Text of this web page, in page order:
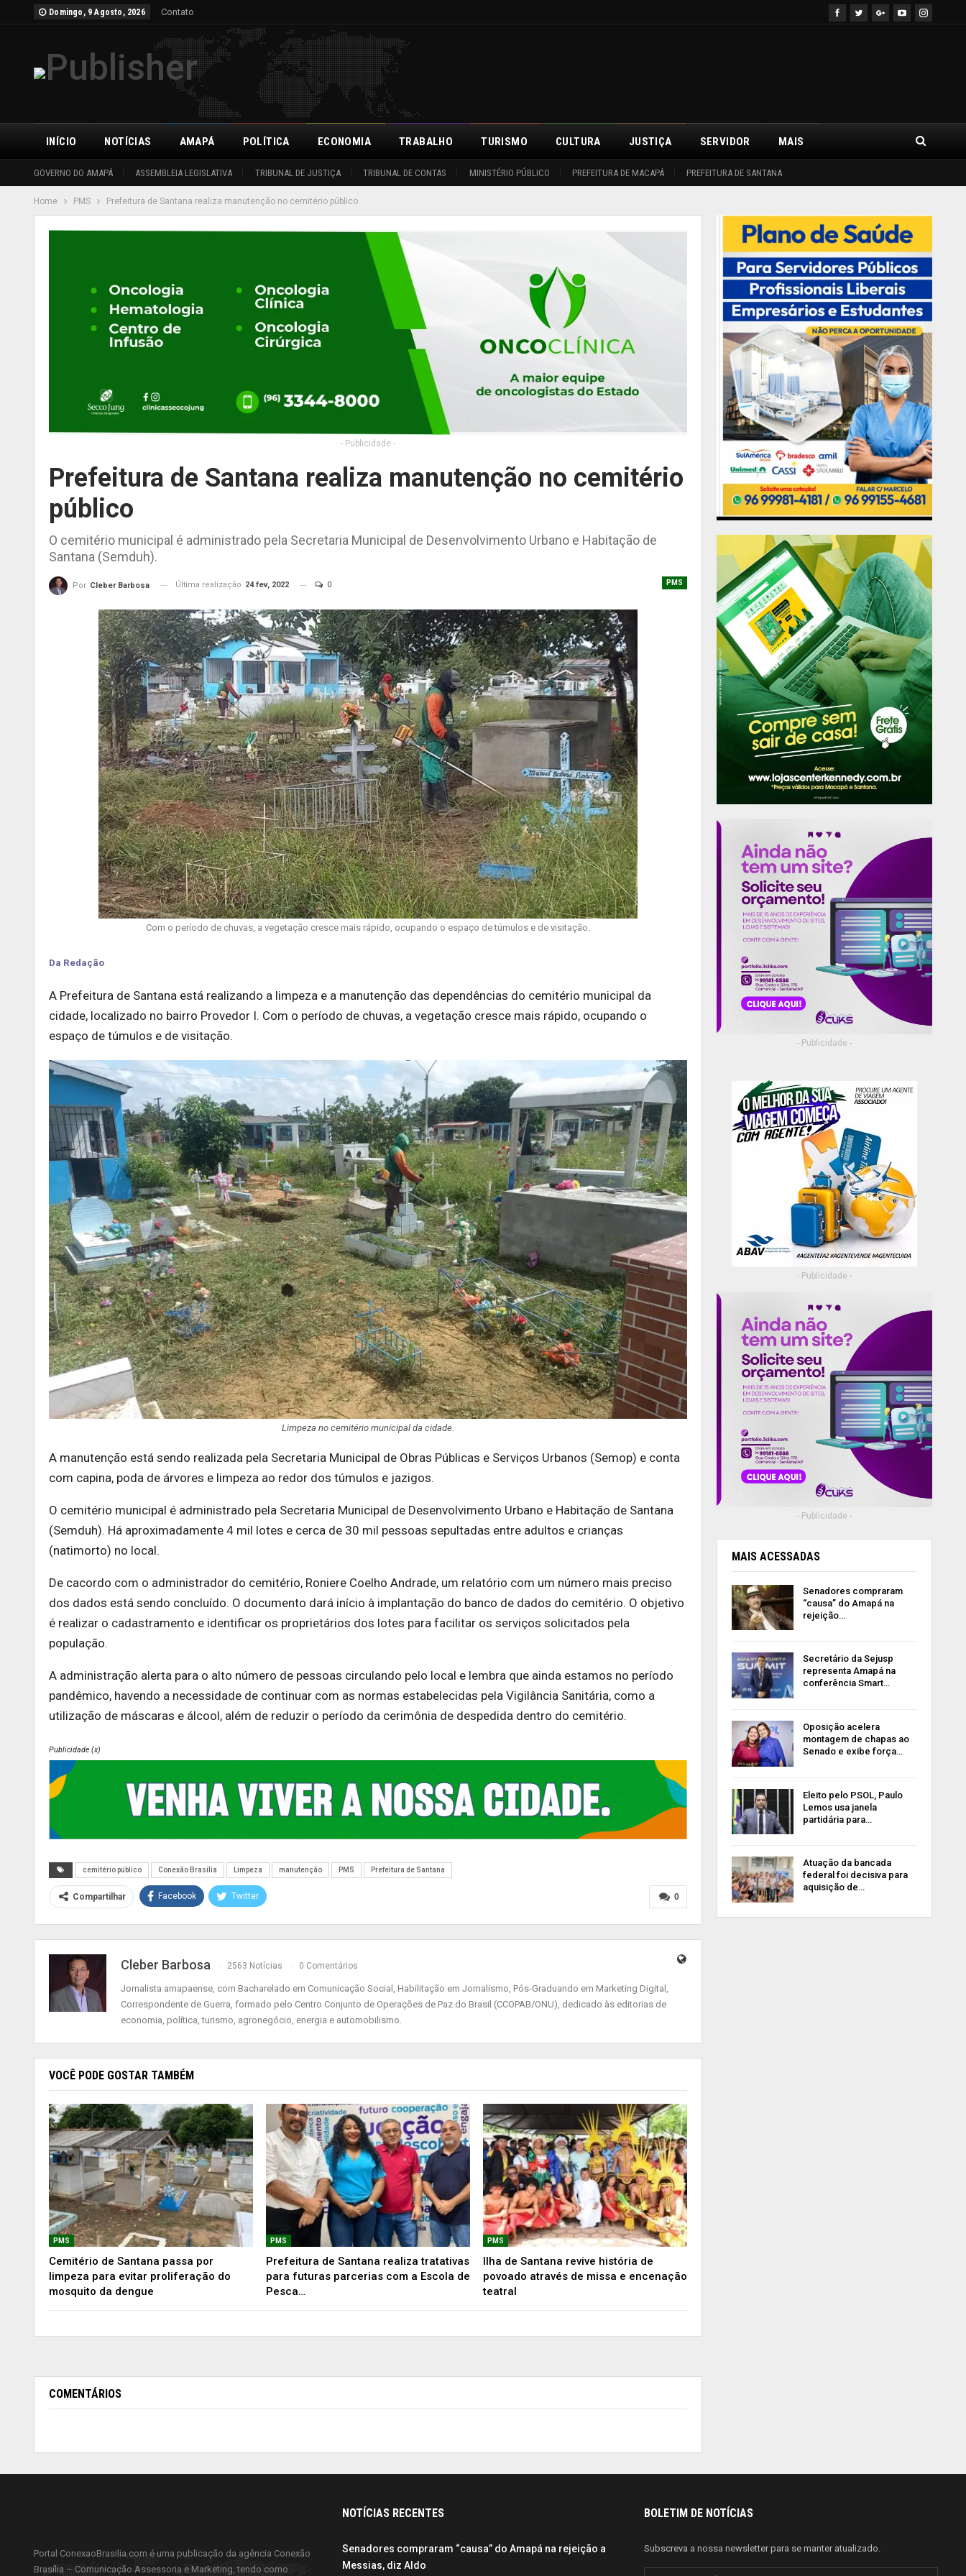
Domingo, 9 Agosto, 2026 Contato
INÍCIO
GOVERNO DO AMAPÁ ASSEMBLEIA LEGISLATIVA TRIBUNAL DE JUSTIÇA TRIBUNAL DE CONTAS MINISTÉRIO PÚBLICO PREFEITURA DE MACAPÁ PREFEITURA DE SANTANA
NOTÍCIAS AMAPÁ POLÍTICA ECONOMIA TRABALHO TURISMO CULTURA JUSTIÇA SERVIDOR MAIS
Home PMS Prefeitura de Santana realiza manutenção no cemitério público
- Publicidade -
Prefeitura de Santana realiza manutenção no cemitério
público
O cemitério municipal é administrado pela Secretaria Municipal de Desenvolvimento Urbano e Habitação de
Santana (Semduh).
PMS
Por Cleber Barbosa Última realização 24 fev, 2022 0
Com o período de chuvas, a vegetação cresce mais rápido, ocupando o espaço de túmulos e de visitação.
Da Redação
A Prefeitura de Santana está realizando a limpeza e a manutenção das dependências do cemitério municipal da
cidade, localizado no bairro Provedor I. Com o período de chuvas, a vegetação cresce mais rápido, ocupando o
espaço de túmulos e de visitação.
Limpeza no cemitério municipal da cidade.
A manutenção está sendo realizada pela Secretaria Municipal de Obras Públicas e Serviços Urbanos (Semop) e conta
com capina, poda de árvores e limpeza ao redor dos túmulos e jazigos.
O cemitério municipal é administrado pela Secretaria Municipal de Desenvolvimento Urbano e Habitação de Santana
(Semduh). Há aproximadamente 4 mil lotes e cerca de 30 mil pessoas sepultadas entre adultos e crianças
(natimorto) no local.
De cacordo com o administrador do cemitério, Roniere Coelho Andrade, um relatório com um número mais preciso
dos dados está sendo concluído. O documento dará início à implantação do banco de dados do cemitério. O objetivo
é realizar o cadastramento e identificar os proprietários dos lotes para facilitar os serviços solicitados pela
população.
A administração alerta para o alto número de pessoas circulando pelo local e lembra que ainda estamos no período
pandêmico, havendo a necessidade de continuar com as normas estabelecidas pela Vigilância Sanitária, como a
utilização de máscaras e álcool, além de reduzir o período da cerimônia de despedida dentro do cemitério.
Publicidade (x)
cemitério público Conexão Brasília Limpeza manutenção PMS Prefeitura de Santana
0
Compartilhar Facebook Twitter
Cleber Barbosa 2563 Notícias 0 Comentários
Jornalista amapaense, com Bacharelado em Comunicação Social, Habilitação em Jornalismo, Pós-Graduando em Marketing Digital,
Correspondente de Guerra, formado pelo Centro Conjunto de Operações de Paz do Brasil (CCOPAB/ONU), dedicado às editorias de
economia, política, turismo, agronegócio, energia e automobilismo.
VOCÊ PODE GOSTAR TAMBÉM
PMS
Cemitério de Santana passa por
limpeza para evitar proliferação do
mosquito da dengue
PMS
Prefeitura de Santana realiza tratativas
para futuras parcerias com a Escola de
Pesca…
PMS
Ilha de Santana revive história de
povoado através de missa e encenação
teatral
COMENTÁRIOS
- Publicidade -
- Publicidade -
- Publicidade -
MAIS ACESSADAS
Senadores compraram
“causa” do Amapá na
rejeição…
Secretário da Sejusp
representa Amapá na
conferência Smart…
Oposição acelera
montagem de chapas ao
Senado e exibe força…
Eleito pelo PSOL, Paulo
Lemos usa janela
partidária para…
Atuação da bancada
federal foi decisiva para
aquisição de…
Portal ConexaoBrasilia.com é uma publicação da agência Conexão
Brasília – Comunicação Assessoria e Marketing, tendo como
NOTÍCIAS RECENTES
Senadores compraram “causa” do Amapá na rejeição a
Messias, diz Aldo
BOLETIM DE NOTÍCIAS
Subscreva a nossa newsletter para se manter atualizado.